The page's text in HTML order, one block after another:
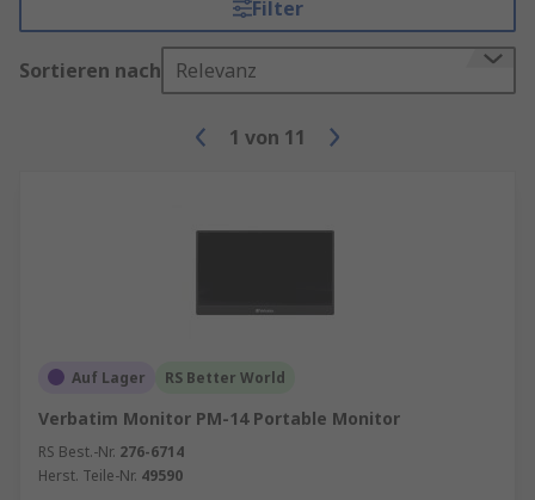
Filter
Sortieren nach Relevanz
1 von 11
Auf Lager RS Better World
Verbatim Monitor PM-14 Portable Monitor
RS Best.-Nr. 276-6714
Herst. Teile-Nr. 49590